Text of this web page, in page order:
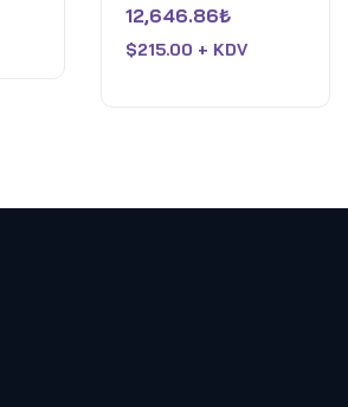
üzerinden
0
aldı
12,646.86₺
$215.00 + KDV